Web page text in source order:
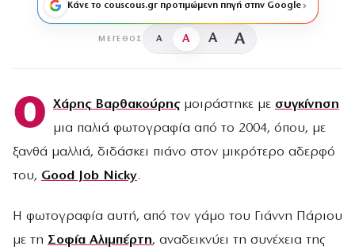
Κάνε το couscous.gr προτιμώμενη πηγή στην Google
ΜΈΓΕΘΟΣ A A A A
Ο Χάρης Βαρθακούρηςμοιράστηκε με συγκίνηση
μια παλιά φωτογραφία από το 2004, όπου, με
ξανθά μαλλιά, διδάσκει πιάνο στον μικρότερο αδερφό
του, Good Job Nicky.
Η φωτογραφία αυτή, από τον γάμο του Γιάννη Πάριου
με τη Σοφία Αλιμπέρτη, αναδεικνύει τη συνέχεια της